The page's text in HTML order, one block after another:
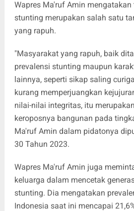
Wapres Ma'ruf Amin
stunting merupakan salah satu
yang rapuh.
"Masyarakat yang rapuh, baik
prevalensi stunting maupun
lainnya, seperti sikap saling
kurang memperjuangkan
nilai-nilai integritas, itu
keroposnya bangunan pada
Ma'ruf Amin dalam pidatonya
30 Tahun 2023.
Wapres Ma'ruf Amin juga
keluarga dalam mencetak
stunting. Dia mengatakan
Indonesia saat ini mencapai